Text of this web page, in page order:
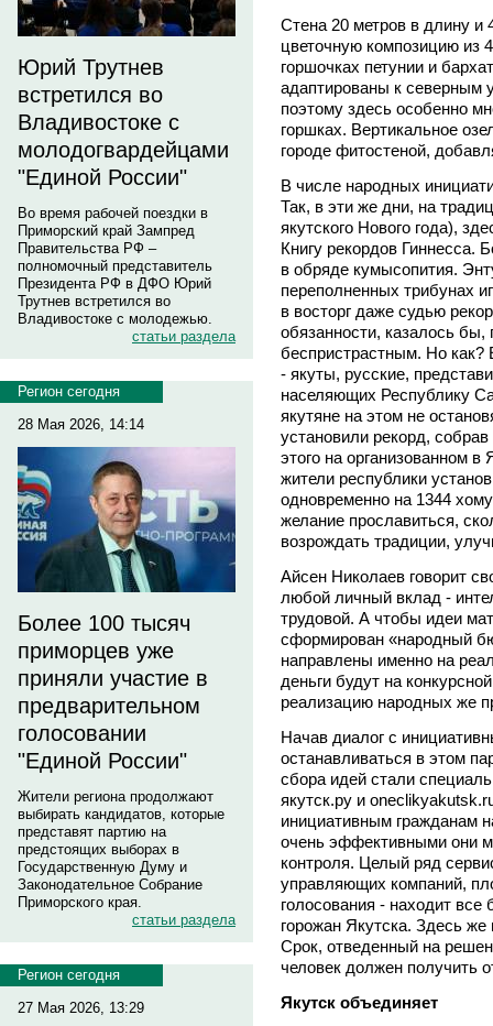
Юрий Трутнев
встретился во
Владивостоке с
молодогвардейцами
"Единой России"
Во время рабочей поездки в
Приморский край Зампред
Правительства РФ –
полномочный представитель
Президента РФ в ДФО Юрий
Трутнев встретился во
Владивостоке с молодежью.
статьи раздела
Регион сегодня
28 Мая 2026, 14:14
Более 100 тысяч
приморцев уже
приняли участие в
предварительном
голосовании
"Единой России"
Жители региона продолжают
выбирать кандидатов, которые
представят партию на
предстоящих выборах в
Государственную Думу и
Законодательное Собрание
Приморского края.
статьи раздела
Регион сегодня
27 Мая 2026, 13:29
Стена 20 метров в длину и
цветочную композицию из
горшочках петунии и
адаптированы к северным
поэтому здесь особенно
горшках. Вертикальное
городе фитостеной,
В числе народных
Так, в эти же дни, на
якутского Нового года),
Книгу рекордов Гиннесса.
в обряде кумысопития.
переполненных трибунах
в восторг даже судью
обязанности, казалось
беспристрастным. Но как?
- якуты, русские,
населяющих Республику
якутяне на этом не
установили рекорд,
этого на организованном
жители республики
одновременно на 1344
желание прославиться,
возрождать традиции,
Айсен Николаев говорит
любой личный вклад -
трудовой. А чтобы идеи
сформирован «народный
направлены именно на
деньги будут на
реализацию народных же
Начав диалог с
останавливаться в этом
сбора идей стали
якутск.ру и
инициативным гражданам
очень эффективными они
контроля. Целый ряд
управляющих компаний,
голосования - находит
горожан Якутска. Здесь
Срок, отведенный на
человек должен получить
Якутск объединяет